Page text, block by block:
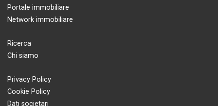
Portale immobiliare
Network immobiliare
Ricerca
Chi siamo
Privacy Policy
Cookie Policy
Dati societari